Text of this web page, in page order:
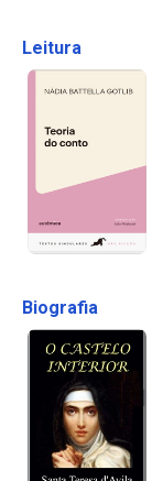
Leitura
Biografia